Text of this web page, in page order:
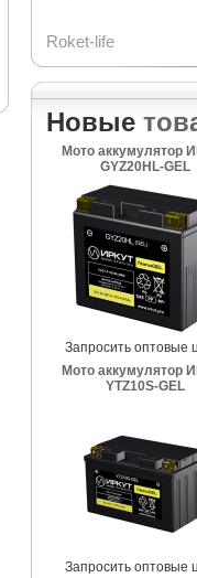
Roket-life
Новые
Мото аккумулятор
GYZ20HL-GEL
Запросить оптовые
Мото аккумулятор
YTZ10S-GEL
Запросить оптовые